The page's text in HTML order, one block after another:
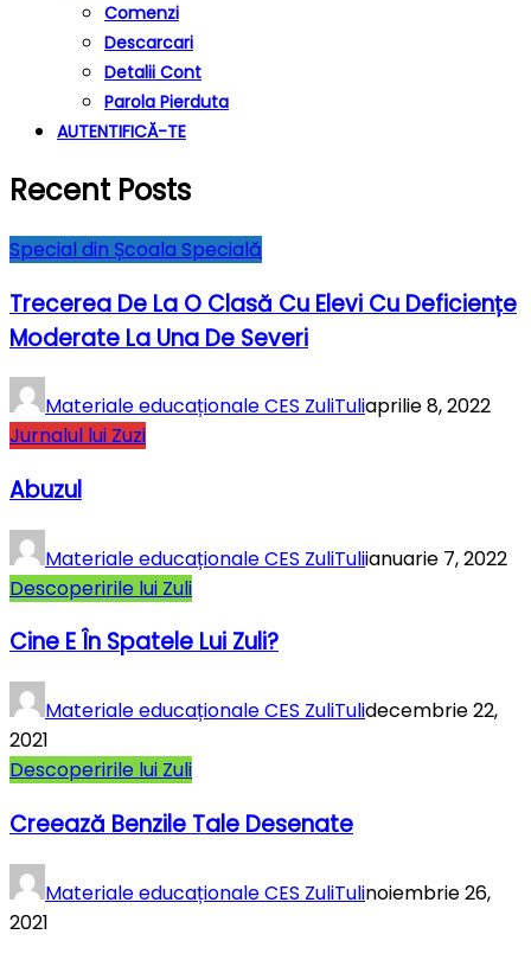
Comenzi
Descarcari
Detalii Cont
Parola Pierduta
AUTENTIFICĂ-TE
Recent Posts
Special din Școala Specială
Trecerea De La O Clasă Cu Elevi Cu Deficiențe
Moderate La Una De Severi
Materiale educaționale CES ZuliTuliaprilie 8, 2022
Jurnalul lui Zuzi
Abuzul
Materiale educaționale CES ZuliTuliianuarie 7, 2022
Descoperirile lui Zuli
Cine E În Spatele Lui Zuli?
Materiale educaționale CES ZuliTulidecembrie 22,
2021
Descoperirile lui Zuli
Creează Benzile Tale Desenate
Materiale educaționale CES ZuliTulinoiembrie 26,
2021